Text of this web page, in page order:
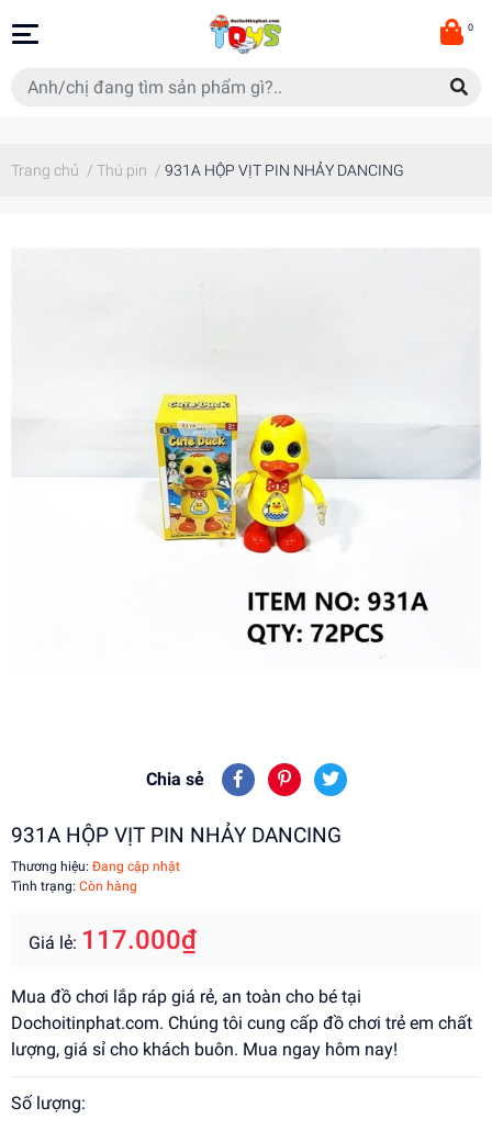
0
Trang chủ / Thú pin / 931A HỘP VỊT PIN NHẢY DANCING
Chia sẻ
931A HỘP VỊT PIN NHẢY DANCING
Thương hiệu: Đang cập nhật
Tình trạng: Còn hàng
Giá lẻ: 117.000₫
Mua đồ chơi lắp ráp giá rẻ, an toàn cho bé tại
Dochoitinphat.com. Chúng tôi cung cấp đồ chơi trẻ em chất
lượng, giá sỉ cho khách buôn. Mua ngay hôm nay!
Số lượng: